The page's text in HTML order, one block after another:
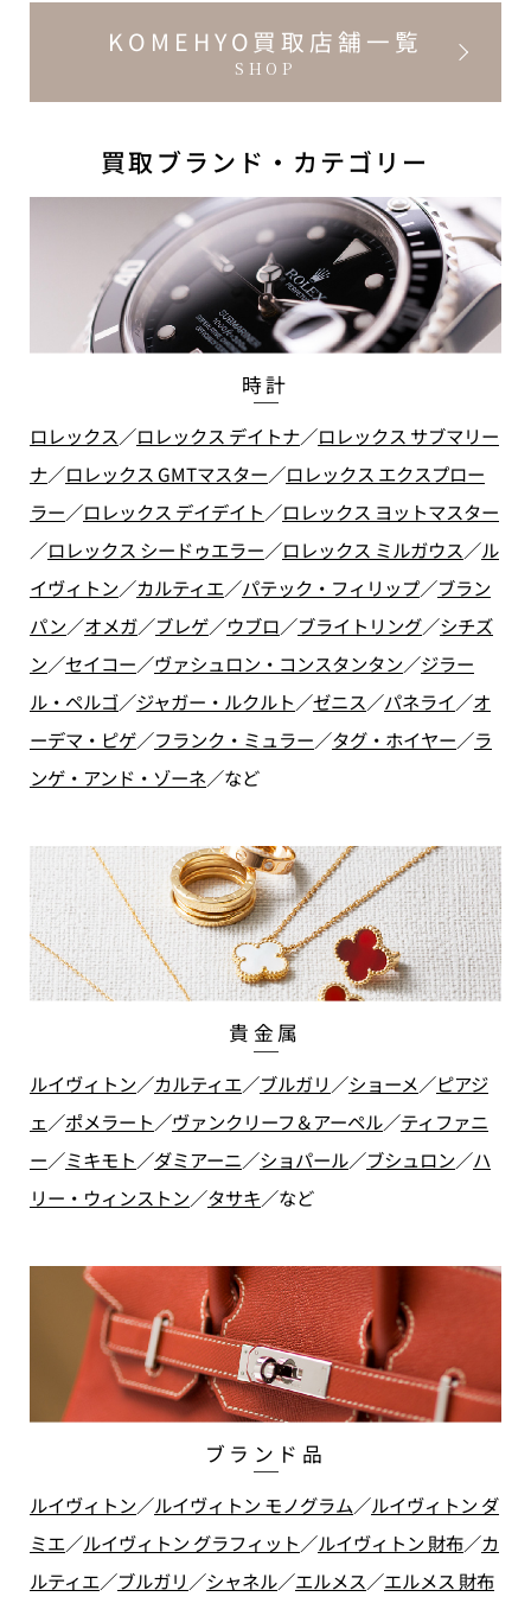
KOMEHYO買取店舗一覧
SHOP
買取ブランド・カテゴリー
時計
ロレックス／ロレックス デイトナ／ロレックス サブマリー
ナ／ロレックス GMTマスター／ロレックス エクスプロー
ラー／ロレックス デイデイト／ロレックス ヨットマスター
／ロレックス シードゥエラー／ロレックス ミルガウス／ル
イヴィトン／カルティエ／パテック・フィリップ／ブラン
パン／オメガ／ブレゲ／ウブロ／ブライトリング／シチズ
ン／セイコー／ヴァシュロン・コンスタンタン／ジラー
ル・ペルゴ／ジャガー・ルクルト／ゼニス／パネライ／オ
ーデマ・ピゲ／フランク・ミュラー／タグ・ホイヤー／ラ
ンゲ・アンド・ゾーネ／など
貴金属
ルイヴィトン／カルティエ／ブルガリ／ショーメ／ピアジ
ェ／ポメラート／ヴァンクリーフ＆アーペル／ティファニ
ー／ミキモト／ダミアーニ／ショパール／ブシュロン／ハ
リー・ウィンストン／タサキ／など
ブランド品
ルイヴィトン／ルイヴィトン モノグラム／ルイヴィトン ダ
ミエ／ルイヴィトン グラフィット／ルイヴィトン 財布／カ
ルティエ／ブルガリ ／シャネル／エルメス／エルメス 財布